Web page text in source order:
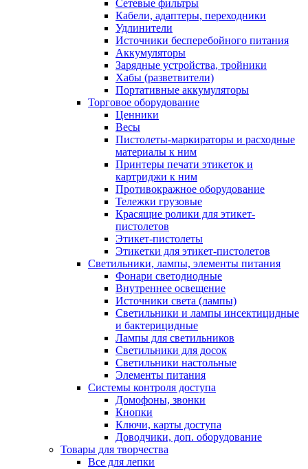
Сетевые фильтры
Кабели, адаптеры, переходники
Удлинители
Источники бесперебойного питания
Аккумуляторы
Зарядные устройства, тройники
Хабы (разветвители)
Портативные аккумуляторы
Торговое оборудование
Ценники
Весы
Пистолеты-маркираторы и расходные
материалы к ним
Принтеры печати этикеток и
картриджи к ним
Противокражное оборудование
Тележки грузовые
Красящие ролики для этикет-
пистолетов
Этикет-пистолеты
Этикетки для этикет-пистолетов
Светильники, лампы, элементы питания
Фонари светодиодные
Внутреннее освещение
Источники света (лампы)
Светильники и лампы инсектицидные
и бактерицидные
Лампы для светильников
Светильники для досок
Светильники настольные
Элементы питания
Системы контроля доступа
Домофоны, звонки
Кнопки
Ключи, карты доступа
Доводчики, доп. оборудование
Товары для творчества
Все для лепки